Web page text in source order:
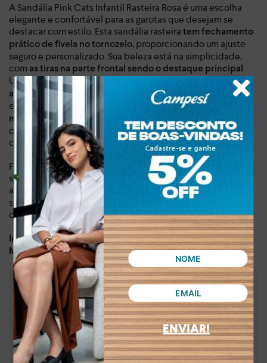
ENVIAR!
A Sandália Pink Cats Infantil Rasteira Rosa é uma escolha
elegante e confortável para as garotas que desejam se
destacar com estilo. Esta sandália rasteira tem fechamento
prático de fivela no tornozelo, proporcionando um ajuste
seguro e personalizado. Sua beleza está na simplicidade,
com as tiras na parte frontal sendo o destaque principal .
Uma dessas tiras é adornada com aplicações de brilhos,
adicionando um toque de sofisticação e brilho ao visual,
enquanto a outra é metalizada, conferindo um toque de
modernidade
ao conjunto. Essa sandália é indicada para
diversas ocasiões e garante que as garotas estejam sempre
confortáveis ​​e na moda.
Fabricada com material sintético de alta qualidade, a
sandália Pink Cats é leve e resistente, capaz de resistir às
aventuras diárias. Com um peso de apenas 0,343 kg, é leve
seja para um passeio em família ou uma tarde de diversão,
combinando estilo minimalista com toques sofisticados.
Indicado para:Dia a dia, lazer
Material:Sintético
Altura da sola: 1,10 cm
Cor Rosa
Referência V3712-00005
País de origem:Brasil
Indústria Brasileira